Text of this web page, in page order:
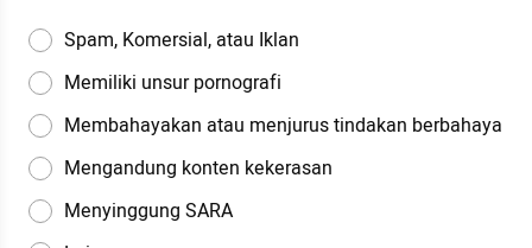
Spam, Komersial, atau Iklan
Memiliki unsur pornografi
Membahayakan atau menjurus tindakan berbahaya
Mengandung konten kekerasan
Menyinggung SARA